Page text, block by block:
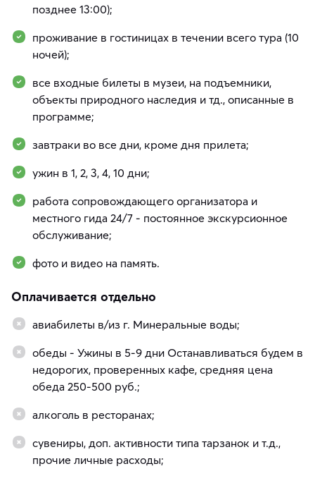
позднее 13:00);
проживание в гостиницах в течении всего тура (10
ночей);
все входные билеты в музеи, на подъемники,
объекты природного наследия и тд., описанные в
программе;
завтраки во все дни, кроме дня прилета;
ужин в 1, 2, 3, 4, 10 дни;
работа сопровождающего организатора и
местного гида 24/7 - постоянное экскурсионное
обслуживание;
фото и видео на память.
Оплачивается отдельно
авиабилеты в/из г. Минеральные воды;
обеды - Ужины в 5-9 дни Останавливаться будем в
недорогих, проверенных кафе, средняя цена
обеда 250-500 руб.;
алкоголь в ресторанах;
сувениры, доп. активности типа тарзанок и т.д.,
прочие личные расходы;